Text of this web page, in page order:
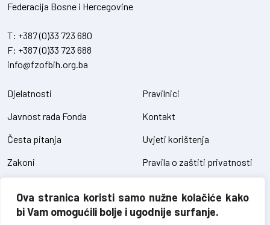
Ova stranica koristi samo nužne kolačiće kako
bi Vam omogućili bolje i ugodnije surfanje.
Federacija Bosne i Hercegovine
T: +387 (0)33 723 680
F: +387 (0)33 723 688
info@fzofbih.org.ba
Djelatnosti
Javnost rada Fonda
Česta pitanja
Zakoni
Pravilnici
Kontakt
Uvjeti korištenja
Pravila o zaštiti privatnosti
Pristup informacijama